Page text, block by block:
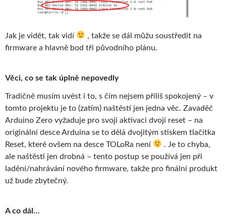
Jak je vidět, tak vidí
, takže se dál můžu soustředit na
firmware a hlavně bod tři původního plánu.
Věci, co se tak úplně nepovedly
Tradičně musím uvést i to, s čím nejsem příliš spokojený – v
tomto projektu je to (zatím) naštěstí jen jedna věc. Zavaděč
Arduino Zero vyžaduje pro svoji aktivaci dvojí reset – na
originální desce Arduina se to dělá dvojitým stiskem tlačítka
Reset, které ovšem na desce TOLoRa není
. Je to chyba,
ale naštěstí jen drobná – tento postup se používá jen při
ladění/nahrávání nového firmware, takže pro finální produkt
už bude zbytečný.
A co dál…